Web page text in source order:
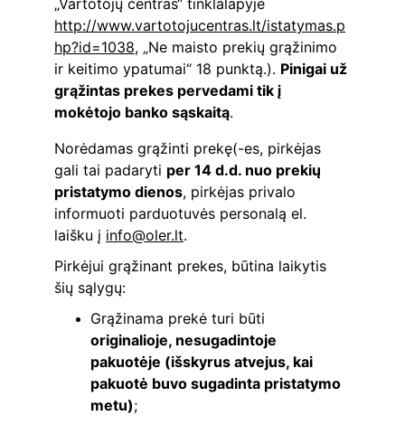
„Vartotojų centras“ tinklalapyje
http://www.vartotojucentras.lt/istatymas.p
hp?id=1038, „Ne maisto prekių grąžinimo
ir keitimo ypatumai“ 18 punktą.). Pinigai už
grąžintas prekes pervedami tik į
mokėtojo banko sąskaitą.
Norėdamas grąžinti prekę(-es, pirkėjas
gali tai padaryti per 14 d.d. nuo prekių
pristatymo dienos, pirkėjas privalo
informuoti parduotuvės personalą el.
laišku į info@oler.lt.
Pirkėjui grąžinant prekes, būtina laikytis
šių sąlygų:
Grąžinama prekė turi būti
originalioje, nesugadintoje
pakuotėje (išskyrus atvejus, kai
pakuotė buvo sugadinta pristatymo
metu);